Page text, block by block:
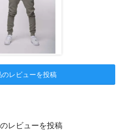
のレビューを投稿
レビューを投稿